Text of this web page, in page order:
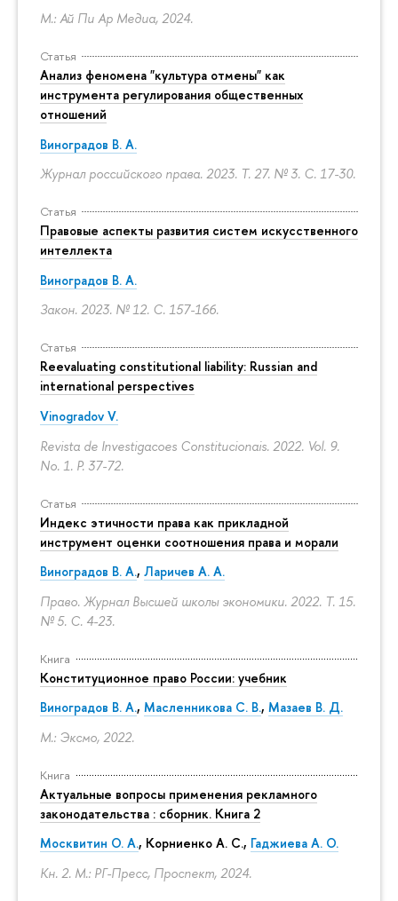
М.: Ай Пи Ар Медиа, 2024.
Статья
Анализ феномена "культура отмены" как
инструмента регулирования общественных
отношений
Виноградов В. А.
Журнал российского права. 2023. Т. 27. № 3. С. 17-30.
Статья
Правовые аспекты развития систем искусственного
интеллекта
Виноградов В. А.
Закон. 2023. № 12. С. 157-166.
Статья
Reevaluating constitutional liability: Russian and
international perspectives
Vinogradov V.
Revista de Investigacoes Constitucionais. 2022. Vol. 9.
No. 1. P. 37-72.
Статья
Индекс этичности права как прикладной
инструмент оценки соотношения права и морали
Виноградов В. А., Ларичев А. А.
Право. Журнал Высшей школы экономики. 2022. Т. 15.
№ 5. С. 4-23.
Книга
Конституционное право России: учебник
Виноградов В. А., Масленникова С. В., Мазаев В. Д.
М.: Эксмо, 2022.
Книга
Актуальные вопросы применения рекламного
законодательства : сборник. Книга 2
Москвитин О. А., Корниенко А. С., Гаджиева А. О.
Кн. 2. М.: РГ-Пресс, Проспект, 2024.